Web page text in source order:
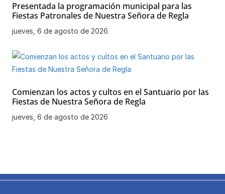
Presentada la programación municipal para las
Fiestas Patronales de Nuestra Señora de Regla
jueves, 6 de agosto de 2026
Comienzan los actos y cultos en el Santuario por las
Fiestas de Nuestra Señora de Regla
jueves, 6 de agosto de 2026